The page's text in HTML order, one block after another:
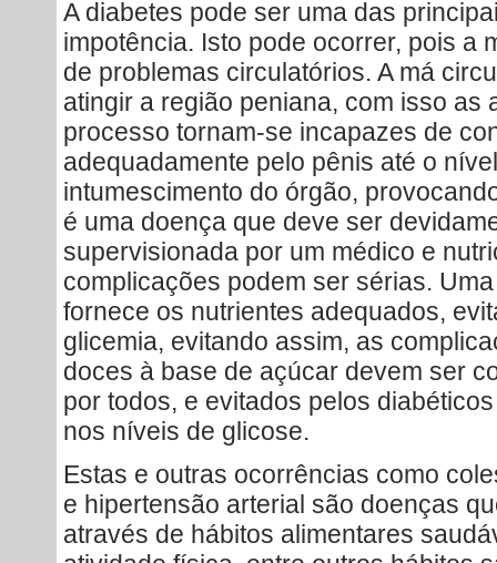
A diabetes pode ser uma das
impotência. Isto pode ocorrer, pois a
de problemas circulatórios. A má
atingir a região peniana, com isso as
processo tornam-se incapazes de
adequadamente pelo pênis até o
intumescimento do órgão,
é uma doença que deve ser
supervisionada por um médico e
complicações podem ser sérias.
fornece os nutrientes adequados,
glicemia, evitando assim, as
doces à base de açúcar devem ser
por todos, e evitados pelos
nos níveis de glicose.
Estas e outras ocorrências como
e hipertensão arterial são doenças
através de hábitos alimentares